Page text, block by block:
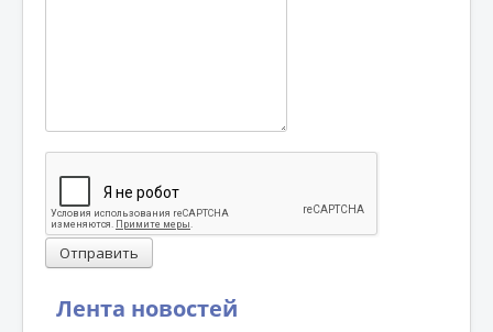
Лента новостей
Отправить